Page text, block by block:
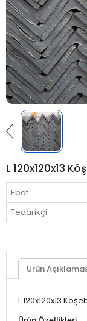
L 120x120x13
Ebat
Tedarikçi
Ürün
L 120x120x13